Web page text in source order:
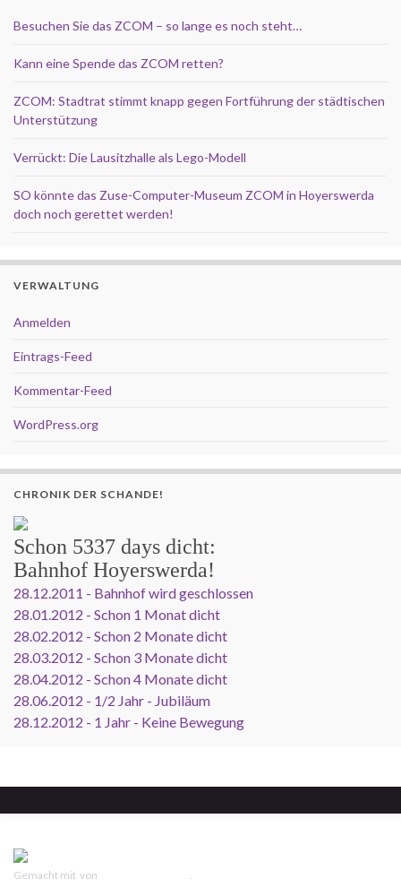
Besuchen Sie das ZCOM – so lange es noch steht…
Kann eine Spende das ZCOM retten?
ZCOM: Stadtrat stimmt knapp gegen Fortführung der städtischen
Unterstützung
Verrückt: Die Lausitzhalle als Lego-Modell
SO könnte das Zuse-Computer-Museum ZCOM in Hoyerswerda
doch noch gerettet werden!
VERWALTUNG
Anmelden
Eintrags-Feed
Kommentar-Feed
WordPress.org
CHRONIK DER SCHANDE!
Schon 5337 days dicht:
Bahnhof Hoyerswerda!
28.12.2011 - Bahnhof wird geschlossen
28.01.2012 - Schon 1 Monat dicht
28.02.2012 - Schon 2 Monate dicht
28.03.2012 - Schon 3 Monate dicht
28.04.2012 - Schon 4 Monate dicht
28.06.2012 - 1/2 Jahr - Jubiläum
28.12.2012 - 1 Jahr - Keine Bewegung
Gemacht mit von .